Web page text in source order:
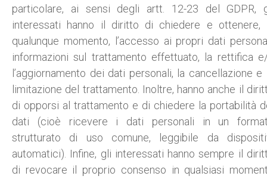
particolare, ai sensi degli artt. 12-23 del GDPR,
interessati hanno il diritto di chiedere e ottenere,
qualunque momento, l’accesso ai propri dati
informazioni sul trattamento effettuato, la rettifica
l’aggiornamento dei dati personali, la cancellazione e
limitazione del trattamento. Inoltre, hanno anche il
di opporsi al trattamento e di chiedere la portabilità
dati (cioè ricevere i dati personali in un
strutturato di uso comune, leggibile da
automatici). Infine, gli interessati hanno sempre il
di revocare il proprio consenso in qualsiasi